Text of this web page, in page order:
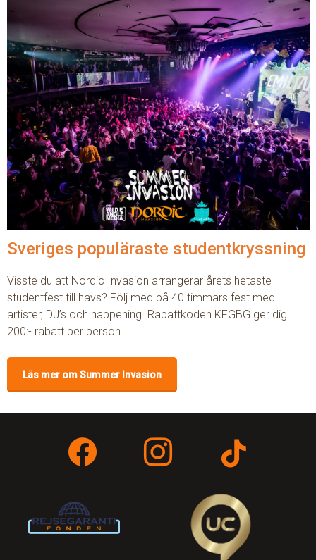
Sveriges populäraste studentkryssning
Visste du att Nordic Invasion arrangerar årets hetaste
studentfest till havs? Följ med på 40 timmars fest med
artister, DJ’s och happening. Rabattkoden KFGBG ger dig
200:- rabatt per person.
Läs mer om Summer Invasion